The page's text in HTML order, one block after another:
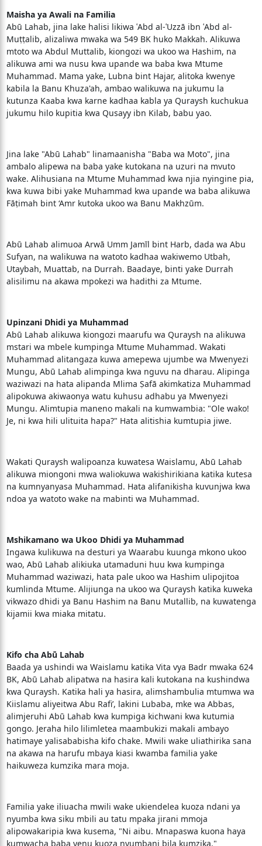
Maisha ya Awali na Familia
Abū Lahab, jina lake halisi likiwa ʿAbd al-ʿUzzā ibn ʿAbd al-
Muṭṭalib, alizaliwa mwaka wa 549 BK huko Makkah. Alikuwa
mtoto wa Abdul Muttalib, kiongozi wa ukoo wa Hashim, na
alikuwa ami wa nusu kwa upande wa baba kwa Mtume
Muhammad. Mama yake, Lubna bint Hajar, alitoka kwenye
kabila la Banu Khuza'ah, ambao walikuwa na jukumu la
kutunza Kaaba kwa karne kadhaa kabla ya Quraysh kuchukua
jukumu hilo kupitia kwa Qusayy ibn Kilab, babu yao.
Jina lake "Abū Lahab" linamaanisha "Baba wa Moto", jina
ambalo alipewa na baba yake kutokana na uzuri na mvuto
wake. Alihusiana na Mtume Muhammad kwa njia nyingine pia,
kwa kuwa bibi yake Muhammad kwa upande wa baba alikuwa
Fāṭimah bint ‘Amr kutoka ukoo wa Banu Makhzūm.
Abū Lahab alimuoa Arwā Umm Jamīl bint Harb, dada wa Abu
Sufyan, na walikuwa na watoto kadhaa wakiwemo Utbah,
Utaybah, Muattab, na Durrah. Baadaye, binti yake Durrah
alisilimu na akawa mpokezi wa hadithi za Mtume.
Upinzani Dhidi ya Muhammad
Abū Lahab alikuwa kiongozi maarufu wa Quraysh na alikuwa
mstari wa mbele kumpinga Mtume Muhammad. Wakati
Muhammad alitangaza kuwa amepewa ujumbe wa Mwenyezi
Mungu, Abū Lahab alimpinga kwa nguvu na dharau. Alipinga
waziwazi na hata alipanda Mlima Ṣafā akimkatiza Muhammad
alipokuwa akiwaonya watu kuhusu adhabu ya Mwenyezi
Mungu. Alimtupia maneno makali na kumwambia: "Ole wako!
Je, ni kwa hili ulituita hapa?" Hata alitishia kumtupia jiwe.
Wakati Quraysh walipoanza kuwatesa Waislamu, Abū Lahab
alikuwa miongoni mwa waliokuwa wakishirikiana katika kutesa
na kumnyanyasa Muhammad. Hata alifanikisha kuvunjwa kwa
ndoa ya watoto wake na mabinti wa Muhammad.
Mshikamano wa Ukoo Dhidi ya Muhammad
Ingawa kulikuwa na desturi ya Waarabu kuunga mkono ukoo
wao, Abū Lahab alikiuka utamaduni huu kwa kumpinga
Muhammad waziwazi, hata pale ukoo wa Hashim ulipojitoa
kumlinda Mtume. Alijiunga na ukoo wa Quraysh katika kuweka
vikwazo dhidi ya Banu Hashim na Banu Mutallib, na kuwatenga
kijamii kwa miaka mitatu.
Kifo cha Abū Lahab
Baada ya ushindi wa Waislamu katika Vita vya Badr mwaka 624
BK, Abū Lahab alipatwa na hasira kali kutokana na kushindwa
kwa Quraysh. Katika hali ya hasira, alimshambulia mtumwa wa
Kiislamu aliyeitwa Abu Rafi’, lakini Lubaba, mke wa Abbas,
alimjeruhi Abū Lahab kwa kumpiga kichwani kwa kutumia
gongo. Jeraha hilo lilimletea maambukizi makali ambayo
hatimaye yalisababisha kifo chake. Mwili wake uliathirika sana
na akawa na harufu mbaya kiasi kwamba familia yake
haikuweza kumzika mara moja.
Familia yake iliuacha mwili wake ukiendelea kuoza ndani ya
nyumba kwa siku mbili au tatu mpaka jirani mmoja
alipowakaripia kwa kusema, "Ni aibu. Mnapaswa kuona haya
kumwacha baba yenu kuoza nyumbani bila kumzika."